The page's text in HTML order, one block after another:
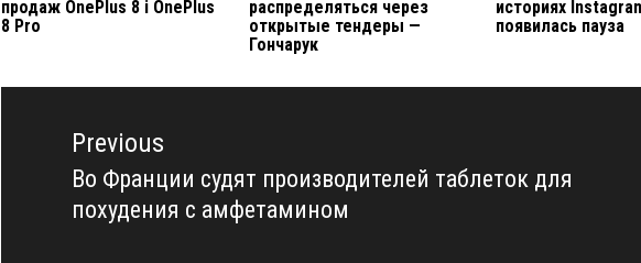
продаж OnePlus 8 і OnePlus
8 Pro
распределяться через
открытые тендеры —
Гончарук
историях
появилась пауза
Навигация
записямPrevious
Previous
post:
Во Франции судят производителей таблеток для
похудения с амфетамином